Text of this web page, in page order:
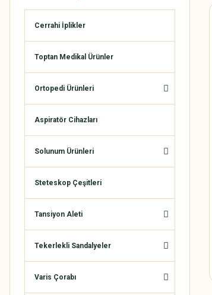
Cerrahi İplikler
Toptan Medikal Ürünler
Ortopedi Ürünleri
Aspiratör Cihazları
Solunum Ürünleri
Steteskop Çeşitleri
Tansiyon Aleti
Tekerlekli Sandalyeler
Varis Çorabı